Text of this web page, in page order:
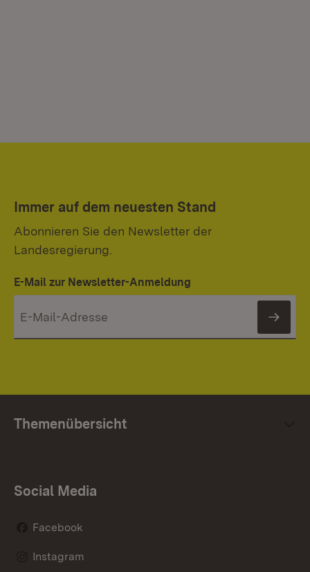
Immer auf dem neuesten Stand
Abonnieren Sie den Newsletter der
Landesregierung.
E-Mail zur Newsletter-Anmeldung
Themenübersicht
Social Media
Facebook
Instagram